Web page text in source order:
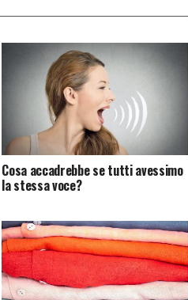
Cosa accadrebbe se tutti avessimo
la stessa voce?